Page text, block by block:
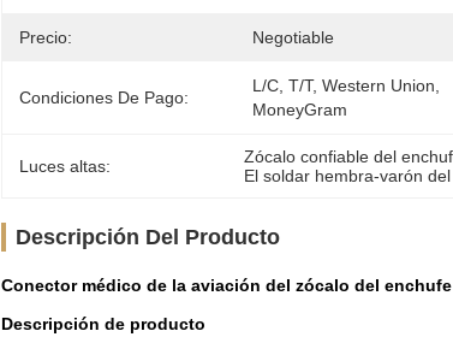
Precio: Negotiable
Condiciones De Pago:
L/C, T/T, Western Union,
MoneyGram
Luces altas: Zócalo confiable del
El soldar hembra-varón
Descripción Del Producto
Conector médico de la aviación del zócalo del
Descripción de producto